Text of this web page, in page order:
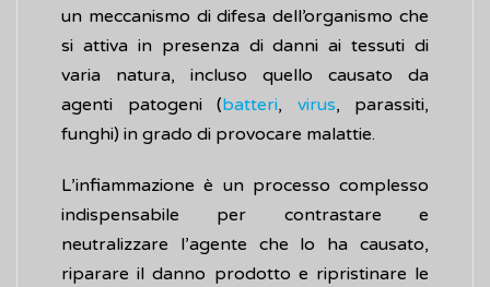
un meccanismo di difesa dell’organismo che
si attiva in presenza di danni ai tessuti di
varia natura, incluso quello causato da
agenti patogeni (batteri, virus, parassiti,
funghi) in grado di provocare malattie.
L’infiammazione è un processo complesso
indispensabile per contrastare e
neutralizzare l’agente che lo ha causato,
riparare il danno prodotto e ripristinare le